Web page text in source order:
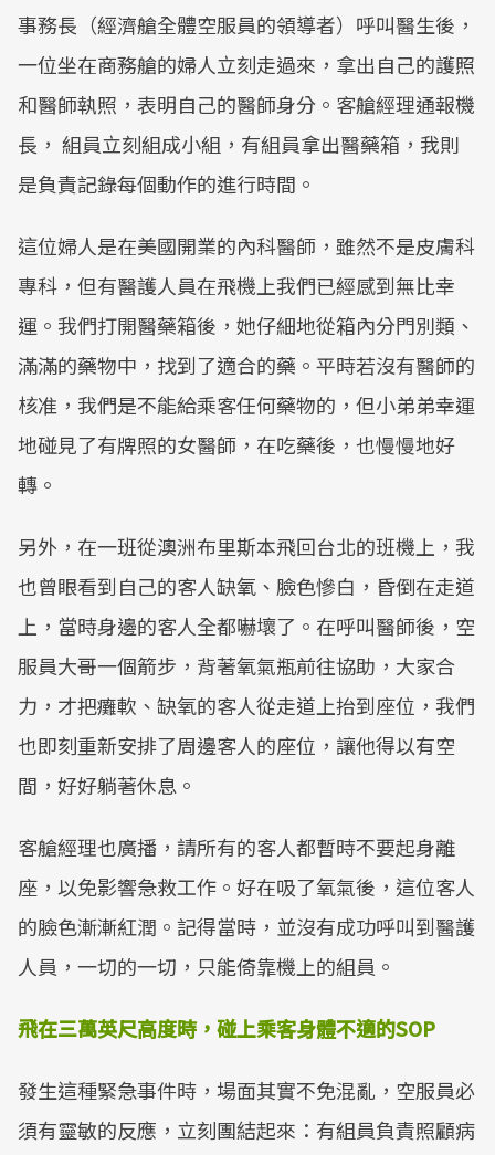
事務長（經濟艙全體空服員的領導者）呼叫醫生後，
一位坐在商務艙的婦人立刻走過來，拿出自己的護照
和醫師執照，表明自己的醫師身分。客艙經理通報機
長， 組員立刻組成小組，有組員拿出醫藥箱，我則
是負責記錄每個動作的進行時間。
這位婦人是在美國開業的內科醫師，雖然不是皮膚科
專科，但有醫護人員在飛機上我們已經感到無比幸
運。我們打開醫藥箱後，她仔細地從箱內分門別類、
滿滿的藥物中，找到了適合的藥。平時若沒有醫師的
核准，我們是不能給乘客任何藥物的，但小弟弟幸運
地碰見了有牌照的女醫師，在吃藥後，也慢慢地好
轉。
另外，在一班從澳洲布里斯本飛回台北的班機上，我
也曾眼看到自己的客人缺氧、臉色慘白，昏倒在走道
上，當時身邊的客人全都嚇壞了。在呼叫醫師後，空
服員大哥一個箭步，背著氧氣瓶前往協助，大家合
力，才把癱軟、缺氧的客人從走道上抬到座位，我們
也即刻重新安排了周邊客人的座位，讓他得以有空
間，好好躺著休息。
客艙經理也廣播，請所有的客人都暫時不要起身離
座，以免影響急救工作。好在吸了氧氣後，這位客人
的臉色漸漸紅潤。記得當時，並沒有成功呼叫到醫護
人員，一切的一切，只能倚靠機上的組員。
飛在三萬英尺高度時，碰上乘客身體不適的SOP
發生這種緊急事件時，場面其實不免混亂，空服員必
須有靈敏的反應，立刻團結起來：有組員負責照顧病